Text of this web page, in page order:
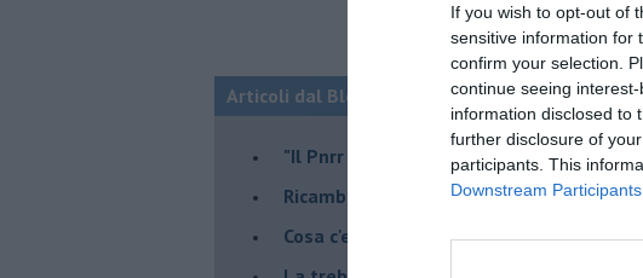
If you wish to opt-out of
sensitive information for
confirm your selection.
continue seeing
information disclosed to
further disclosure of
participants. This
Downstream Participants
Articoli dal Blog “Economia e territorio, da
"Il Pnrr può essere il nostro Piano
Ricambio generazionale
Cosa c'entra la "Ferrari" ?